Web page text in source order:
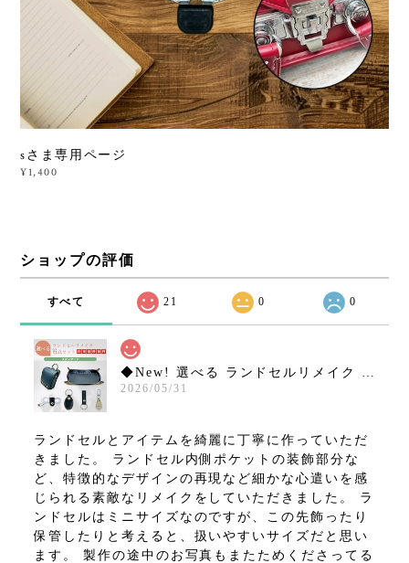
sさま専用ページ
¥1,400
ショップの評価
すべて 21 0 0
2026/05/31
ランドセルとアイテムを綺麗に丁寧に作っていただ
きました。 ランドセル内側ポケットの装飾部分な
ど、特徴的なデザインの再現など細かな心遣いを感
じられる素敵なリメイクをしていただきました。 ラ
ンドセルはミニサイズなのですが、この先飾ったり
保管したりと考えると、扱いやすいサイズだと思い
ます。 製作の途中のお写真もまたためくださってる